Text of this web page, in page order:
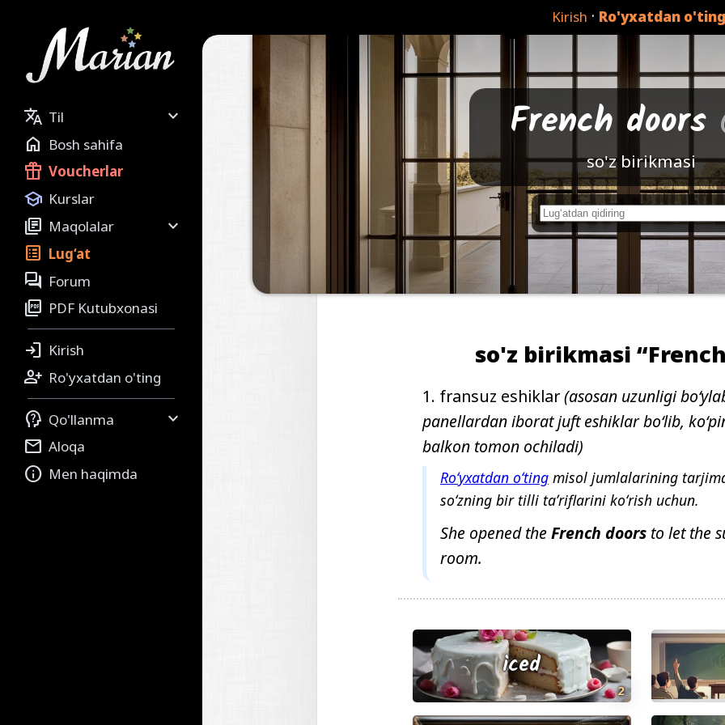
Kirish · Ro'yxatdan o'ting
 Til

 Bosh sahifa
 Voucherlar
 Kurslar
 Maqolalar

 Lug‘at
 Forum
 PDF Kutubxonasi
 Kirish
 Ro'yxatdan o'ting
 Qo'llanma

 Aloqa
 Men haqimda
French doors
so'z birikmasi
so'z birikmasi
fransuz eshiklar(asosan uzunligi
panellardan iborat juft eshiklar boʻlib,
balkon tomon ochiladi)
Roʻyxatdan oʻting misol jumlalarining
soʻzning bir tilli taʼriflarini koʻrish uchun.
She opened theFrench doors to let the
room.
2
iced